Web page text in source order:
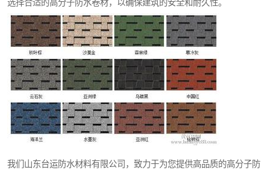
选择合适的高分子防水卷材，以确保建筑的安全和耐久性。
我们山东台运防水材料有限公司，致力于为您提供高品质的高分子防